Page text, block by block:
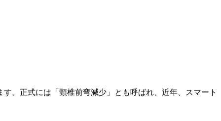
。正式には「頸椎前弯減少」とも呼ばれ、近年、スマート